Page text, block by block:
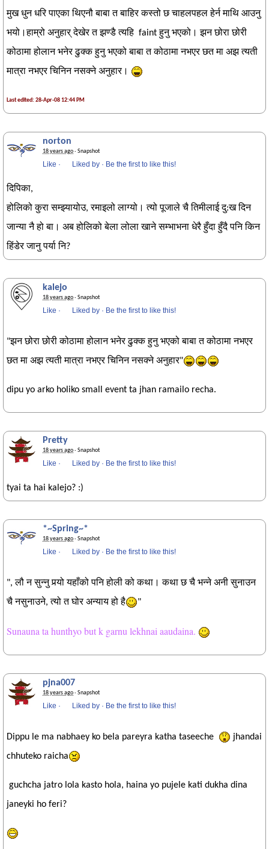
मुख धुन धरि पाएका थिएनौ बाबा त बाहिर कस्तो छ चाहलपहल हेर्न माथि आउनु
भयो।हाम्रो अनुहार् देखेर त झण्डै त्यहि faint हुनु भएको। झन छोरा छोरी
कोठामा होलान भनेर ढुक्क हुनु भएको बाबा त कोठामा नभएर छत मा अझ त्यती
मात्रा नभएर चिनिन नसक्ने अनुहार।
Last edited: 28-Apr-08 12:44 PM
norton
18 years ago· Snapshot
Like · Liked by · Be the first to like this!
दिपिका,
होलिको कुरा सम्झ्यायोउ, रमाइलो लाग्यो। त्यो पूजाले चै तिमीलाई दु:ख दिन
जान्या नै हो बा। अब होलिको बेला लोला खाने सम्भाभना धेरै हुँदा हुँदै पनि किन
हिंडेर जानु पर्या नि?
kalejo
18 years ago· Snapshot
Like · Liked by · Be the first to like this!
"झन छोरा छोरी कोठामा होलान भनेर ढुक्क हुनु भएको बाबा त कोठामा नभएर
छत मा अझ त्यती मात्रा नभएर चिनिन नसक्ने अनुहार"
dipu yo arko holiko small event ta jhan ramailo recha.
Pretty
18 years ago· Snapshot
Like · Liked by · Be the first to like this!
tyai ta hai kalejo? :)
*~Spring~*
18 years ago· Snapshot
Like · Liked by · Be the first to like this!
", लौ न सुन्नु पर्‍यो यहाँको पनि होली को कथा। कथा छ चै भन्ने अनी सुनाउन
चै नसुनाउने, त्यो त घोर अन्याय हो है
"
Sunauna ta hunthyo but k garnu lekhnai aaudaina.
pjna007
18 years ago· Snapshot
Like · Liked by · Be the first to like this!
Dippu le ma nabhaey ko bela pareyra katha taseeche
jhandai
chhuteko raicha
guchcha jatro lola kasto hola, haina yo pujele kati dukha dina
janeyki ho feri?